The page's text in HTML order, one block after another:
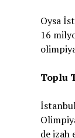
Oysa
16
Toplu
de izah